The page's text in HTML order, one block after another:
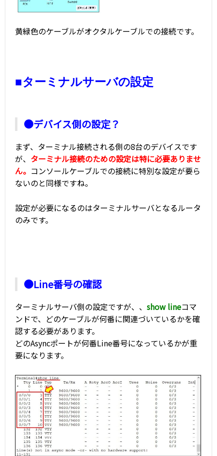
黄緑色のケーブルがオクタルケーブルでの接続です。
■ターミナルサーバの設定
●デバイス側の設定？
まず、ターミナル接続される側の8台のデバイスです
が、 ターミナル接続のための設定は特に必要ありませ
ん。 コンソールケーブルでの接続に特別な設定が要ら
ないのと同様ですね。
設定が必要になるのはターミナルサーバとなるルータ
のみです。
●Line番号の確認
ターミナルサーバ側の設定ですが、、 show lineコマ
ンドで、どのケーブルが何番に関連づいているかを確
認する必要があります。
どのAsyncポートが何番Line番号になっているかが重
要になります。